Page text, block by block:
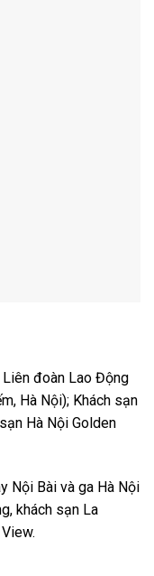
đoàn Lao Động
Hà Nội); Khách sạn
Hà Nội Golden
Nội Bài và ga Hà Nội
khách sạn La